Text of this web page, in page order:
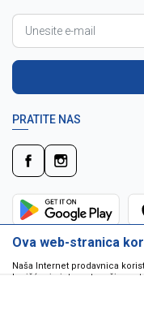
PRATITE NAS
Ova web-stranica
Naša Internet prodavnica
korišćenje interneta vašim
da pokrenu program ili da
jedinstveno dodeljeni vama, i